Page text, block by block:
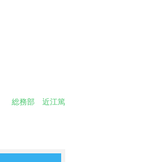
総務部 近江篤